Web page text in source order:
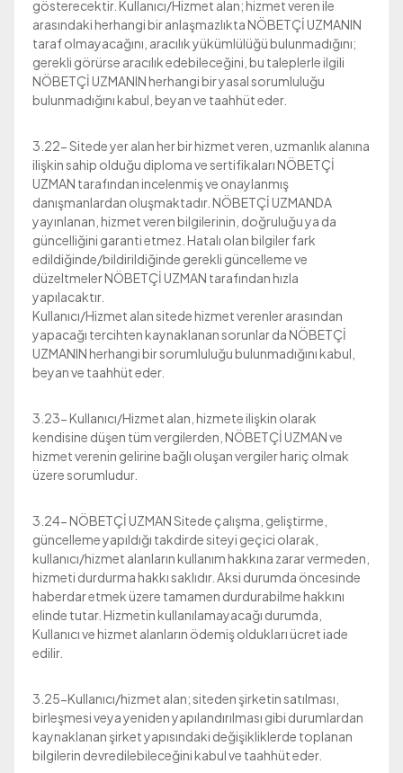
gösterecektir. Kullanıcı/Hizmet alan; hizmet veren ile
arasındaki herhangi bir anlaşmazlıkta NÖBETÇİ UZMANIN
taraf olmayacağını, aracılık yükümlülüğü bulunmadığını;
gerekli görürse aracılık edebileceğini, bu taleplerle ilgili
NÖBETÇİ UZMANIN herhangi bir yasal sorumluluğu
bulunmadığını kabul, beyan ve taahhüt eder.
3.22- Sitede yer alan her bir hizmet veren, uzmanlık alanına
ilişkin sahip olduğu diploma ve sertifikaları NÖBETÇİ
UZMAN tarafından incelenmiş ve onaylanmış
danışmanlardan oluşmaktadır. NÖBETÇİ UZMANDA
yayınlanan, hizmet veren bilgilerinin, doğruluğu ya da
güncelliğini garanti etmez. Hatalı olan bilgiler fark
edildiğinde/bildirildiğinde gerekli güncelleme ve
düzeltmeler NÖBETÇİ UZMAN tarafından hızla
yapılacaktır.
Kullanıcı/Hizmet alan sitede hizmet verenler arasından
yapacağı tercihten kaynaklanan sorunlar da NÖBETÇİ
UZMANIN herhangi bir sorumluluğu bulunmadığını kabul,
beyan ve taahhüt eder.
3.23- Kullanıcı/Hizmet alan, hizmete ilişkin olarak
kendisine düşen tüm vergilerden, NÖBETÇİ UZMAN ve
hizmet verenin gelirine bağlı oluşan vergiler hariç olmak
üzere sorumludur.
3.24- NÖBETÇİ UZMAN Sitede çalışma, geliştirme,
güncelleme yapıldığı takdirde siteyi geçici olarak,
kullanıcı/hizmet alanların kullanım hakkına zarar vermeden,
hizmeti durdurma hakkı saklıdır. Aksi durumda öncesinde
haberdar etmek üzere tamamen durdurabilme hakkını
elinde tutar. Hizmetin kullanılamayacağı durumda,
Kullanıcı ve hizmet alanların ödemiş oldukları ücret iade
edilir.
3.25-Kullanıcı/hizmet alan; siteden şirketin satılması,
birleşmesi veya yeniden yapılandırılması gibi durumlardan
kaynaklanan şirket yapısındaki değişikliklerde toplanan
bilgilerin devredilebileceğini kabul ve taahhüt eder.